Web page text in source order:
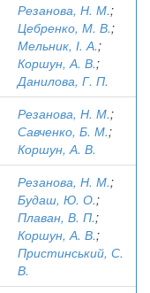
Резанова, Н. М.;
Цебренко, М. В.;
Мельник, І. А.;
Коршун, А. В.;
Данилова, Г. П.
Резанова, Н. М.;
Савченко, Б. М.;
Коршун, А. В.
Резанова, Н. М.;
Будаш, Ю. О.;
Плаван, В. П.;
Коршун, А. В.;
Пристинський, С.
В.